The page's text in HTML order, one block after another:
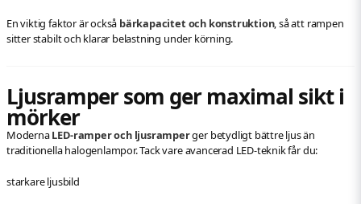
En viktig faktor är också bärkapacitet och konstruktion, så att rampen
sitter stabilt och klarar belastning under körning.
Ljusramper som ger maximal sikt i
mörker
ModernaLED-ramper och ljusramperger betydligt bättre ljus än
traditionella halogenlampor. Tack vare avancerad LED-teknik får du:
starkare ljusbild